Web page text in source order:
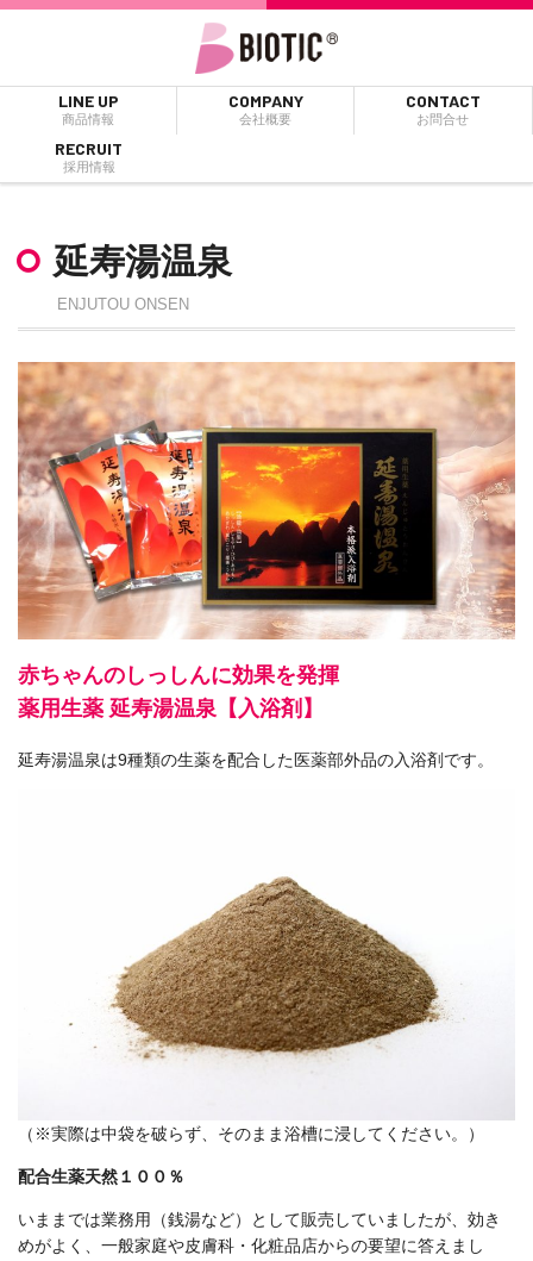
LINE UP
商品情報
COMPANY
会社概要
CONTACT
お問合せ
RECRUIT
採用情報
延寿湯温泉
ENJUTOU ONSEN
赤ちゃんのしっしんに効果を発揮
薬用生薬 延寿湯温泉【入浴剤】
延寿湯温泉は9種類の生薬を配合した医薬部外品の入浴剤です。
（※実際は中袋を破らず、そのまま浴槽に浸してください。）
配合生薬天然１００％
いままでは業務用（銭湯など）として販売していましたが、効き
めがよく、一般家庭や皮膚科・化粧品店からの要望に答えまし